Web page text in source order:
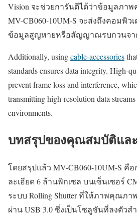
Vision จะช่วยการันตีได้ว่าข้อมูลภาพ
MV-CB060-10UM-S จะส่งถึงคอมพิ
ข้อมูลสูญหายหรือสัญญาณรบกวนจา
Additionally, usingcable-accessories
standards ensures data integrity. High-
prevent frame loss and interference,
transmitting high-resolution data
environments.
บทสรุปของคุณสมบัติแล
โดยสรุปแล้ว MV-CB060-10UM-S คื
ละเอียด 6 ล้านพิกเซล บนเซ็นเซอร์
ระบบ Rolling Shutter ที่ให้ภาพคุณภา
ผ่าน USB 3.0 ซึ่งเป็นโซลูชันที่ลงตัวส